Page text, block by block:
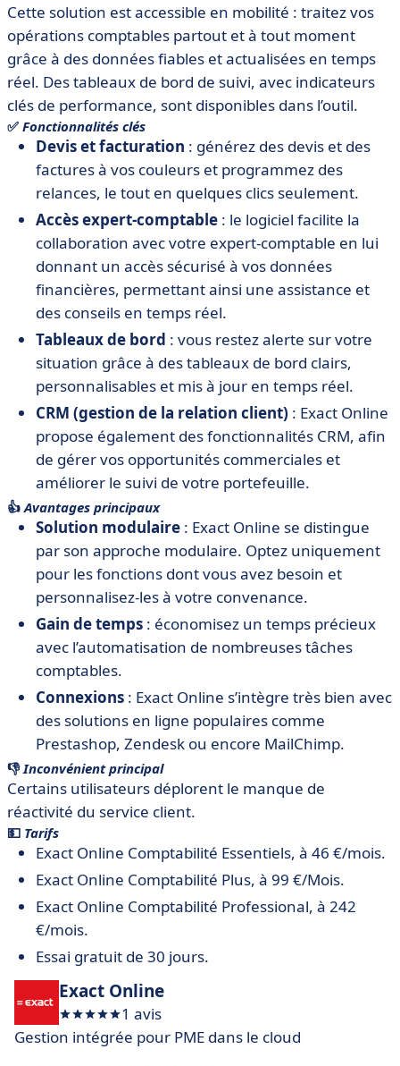
Cette solution est accessible en mobilité : traitez vos
opérations comptables partout et à tout moment
grâce à des données fiables et actualisées en temps
réel. Des tableaux de bord de suivi, avec indicateurs
clés de performance, sont disponibles dans l’outil.
✅ Fonctionnalités clés
Devis et facturation : générez des devis et des
factures à vos couleurs et programmez des
relances, le tout en quelques clics seulement.
Accès expert-comptable : le logiciel facilite la
collaboration avec votre expert-comptable en lui
donnant un accès sécurisé à vos données
financières, permettant ainsi une assistance et
des conseils en temps réel.
Tableaux de bord : vous restez alerte sur votre
situation grâce à des tableaux de bord clairs,
personnalisables et mis à jour en temps réel.
CRM (gestion de la relation client) : Exact Online
propose également des fonctionnalités CRM, afin
de gérer vos opportunités commerciales et
améliorer le suivi de votre portefeuille.
👍Avantages principaux
Solution modulaire : Exact Online se distingue
par son approche modulaire. Optez uniquement
pour les fonctions dont vous avez besoin et
personnalisez-les à votre convenance.
Gain de temps : économisez un temps précieux
avec l’automatisation de nombreuses tâches
comptables.
Connexions : Exact Online s’intègre très bien avec
des solutions en ligne populaires comme
Prestashop, Zendesk ou encore MailChimp.
👎 Inconvénient principal
Certains utilisateurs déplorent le manque de
réactivité du service client.
💵 Tarifs
Exact Online Comptabilité Essentiels, à 46 €/mois.
Exact Online Comptabilité Plus, à 99 €/Mois.
Exact Online Comptabilité Professional, à 242
€/mois.
Essai gratuit de 30 jours.
Exact Online
1 avis
Gestion intégrée pour PME dans le cloud